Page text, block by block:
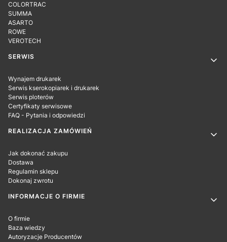
COLORTRAC
SUMMA
ASARTO
ROWE
VEROTECH
SERWIS
Wynajem drukarek
Serwis kserokopiarek i drukarek
Serwis ploterów
Certyfikaty serwisowe
FAQ - Pytania i odpowiedzi
REALIZACJA ZAMÓWIEŃ
Jak dokonać zakupu
Dostawa
Regulamin sklepu
Dokonaj zwrotu
INFORMACJE O FIRMIE
O firmie
Baza wiedzy
Autoryzacje Producentów